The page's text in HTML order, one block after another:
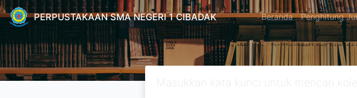
PERPUSTAKAAN SMA NEGERI 1 CIBADAK Beranda Penghitung